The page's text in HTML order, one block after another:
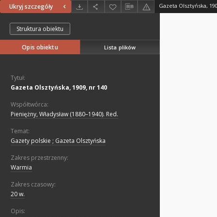
Ukryj szczegóły Gazeta Olsztyńska,
Struktura obiektu
Opis obiektu Lista plików
Tytuł:
Gazeta Olsztyńska, 1909, nr 140
Współtwórca:
Pieniężny, Władysław (1880–1940). Red.
Temat:
Gazety polskie ; Gazeta Olsztyńska
Zakres przestrzenny:
Warmia
Zakres czasowy:
20 w.
Opis: